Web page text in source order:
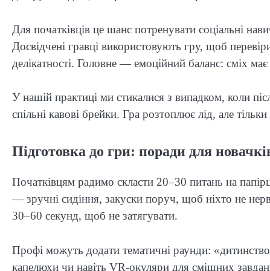
Для початківців це шанс потренувати соціальні
Досвідчені гравці використовують гру, щоб
делікатності. Головне — емоційний баланс: сміх
У нашій практиці ми стикалися з випадком, коли
спільні кавові брейки. Гра розтоплює лід, але
Підготовка до гри: поради для
Початківцям радимо скласти 20–30 питань на
— зручні сидіння, закуски поруч, щоб ніхто не
30–60 секунд, щоб не затягувати.
Профі можуть додати тематичні раунди:
капелюхи чи навіть VR-окуляри для смішних